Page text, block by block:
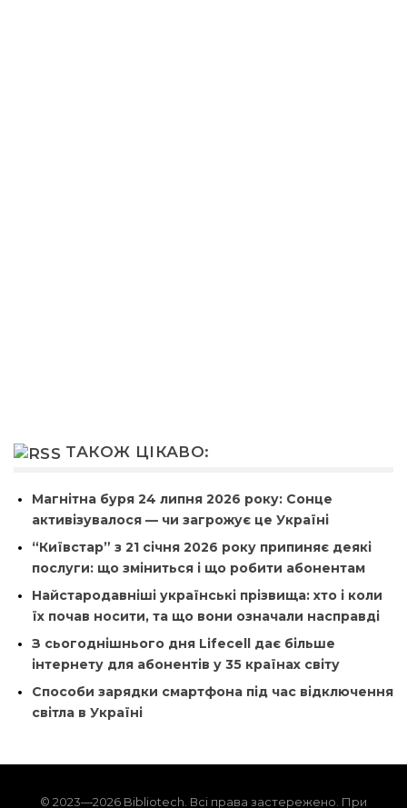
ТАКОЖ ЦІКАВО:
Магнітна буря 24 липня 2026 року: Сонце
активізувалося — чи загрожує це Україні
“Київстар” з 21 січня 2026 року припиняє деякі
послуги: що зміниться і що робити абонентам
Найстародавніші українські прізвища: хто і коли
їх почав носити, та що вони означали насправді
З сьогоднішнього дня Lifecell дає більше
інтернету для абонентів у 35 країнах світу
Способи зарядки смартфона під час відключення
світла в Україні
© 2023—2026 Bibliotech. Всі права застережено. При